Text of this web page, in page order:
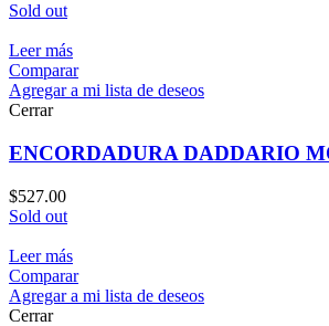
Sold out
Leer más
Comparar
Agregar a mi lista de deseos
Cerrar
ENCORDADURA DADDARIO
$527.00
Sold out
Leer más
Comparar
Agregar a mi lista de deseos
Cerrar